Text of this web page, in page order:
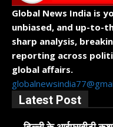
Global News India is
unbiased, and up-to-
sharp analysis,
reporting across
global affairs.
Latest Post